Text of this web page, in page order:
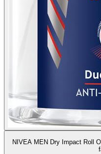
NIVEA MEN Dry Impact Roll